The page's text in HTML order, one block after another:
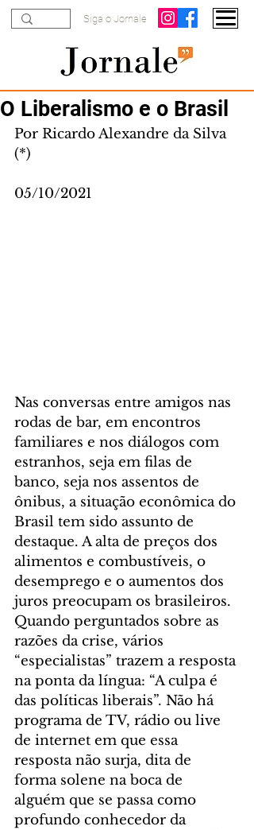
Siga o Jornale
O Liberalismo e o Brasil
Por Ricardo Alexandre da Silva
(*)
05/10/2021
Nas conversas entre amigos nas
rodas de bar, em encontros
familiares e nos diálogos com
estranhos, seja em filas de
banco, seja nos assentos de
ônibus, a situação econômica do
Brasil tem sido assunto de
destaque. A alta de preços dos
alimentos e combustíveis, o
desemprego e o aumentos dos
juros preocupam os brasileiros.
Quando perguntados sobre as
razões da crise, vários
“especialistas” trazem a resposta
na ponta da língua: “A culpa é
das políticas liberais”. Não há
programa de TV, rádio ou live
de internet em que essa
resposta não surja, dita de
forma solene na boca de
alguém que se passa como
profundo conhecedor da